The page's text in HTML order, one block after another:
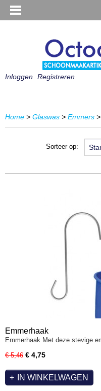
Inloggen Registreren
Home > Glaswas > Emmers >
Sorteer op:
Emmerhaak
Emmerhaak Met deze stevige
€ 5,46 € 4,75
IN WINKELWAGEN